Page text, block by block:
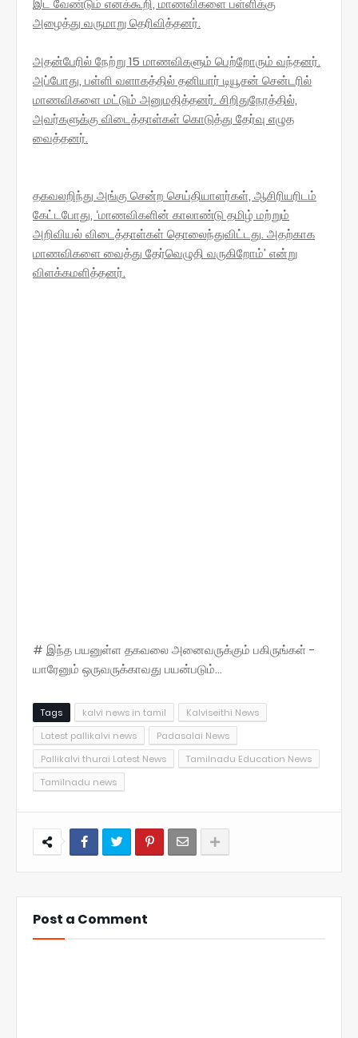
இட வேண்டும் எனக்கூறி, மாணவிகளை பள்ளிக்கு
அழைத்து வருமாறு தெரிவித்தனர்.
அதன்பேரில் நேற்று 15 மாணவிகளும் பெற்றோரும் வந்தனர்.
அப்போது, பள்ளி வளாகத்தில் தனியார் டியூசன் சென்டரில்
மாணவிகளை மட்டும் அனுமதித்தனர். சிறிதுநேரத்தில்,
அவர்களுக்கு விடைத்தாள்கள் கொடுத்து தேர்வு எழுத
வைத்தனர்.
தகவலறிந்து அங்கு சென்ற செய்தியாளர்கள், ஆசிரியரிடம்
கேட்டபோது, ‘மாணவிகளின் காலாண்டு தமிழ் மற்றும்
அறிவியல் விடைத்தாள்கள் தொலைந்துவிட்டது. அதற்காக
மாணவிகளை வைத்து தேர்வெழுதி வருகிறோம்’ என்று
விளக்கமளித்தனர்.
# இந்த பயனுள்ள தகவலை அனைவருக்கும் பகிருங்கள் -
யாரேனும் ஒருவருக்காவது பயன்படும்...
Tags kalvi news in tamil
Kalviseithi News
Latest pallikalvi news
Padasalai News
Pallikalvi thurai Latest News
Tamilnadu Education News
Tamilnadu news
Post a Comment